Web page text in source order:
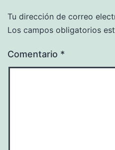
Tu dirección de correo
Los campos obligatorios
Comentario *